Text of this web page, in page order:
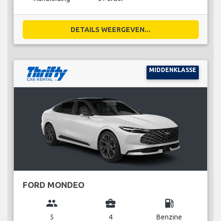
DETAILS WEERGEVEN...
MIDDENKLASSE
FORD MONDEO
group
5
business_center
4
local_gas_station
Benzine